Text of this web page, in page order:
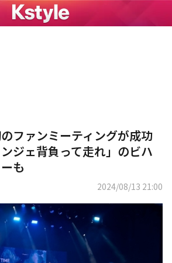
ファンミーティングが成功
ジェ背負って走れ」のビハ
も
2024/08/13 21:00